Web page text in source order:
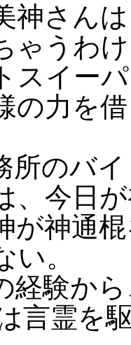
神さんは
うわ
スイー
力を
のバ
、今日
神通
い。
験か
霊を駆